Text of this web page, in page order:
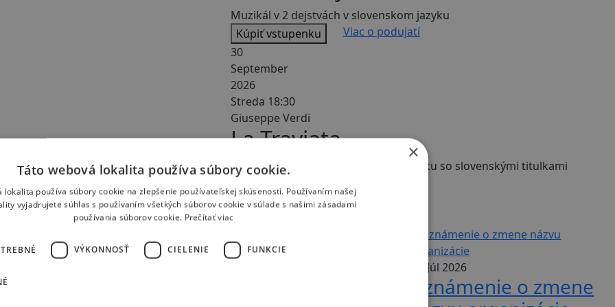
Muzikál v 2 dejstvách v slovenskom jazyku
Kúpiť vstupenku
Viac o podujatí
30
September
2026
Streda 18:30
Giuseppe Verdi
La Traviata
Opera v 3 dejstvách v talianskom jazyku so slovenskými titulkami
Kúpiť vstupenku
otvorená
06. Júl 2026
Oznámenie o zmene
×
Táto webová lokalita používa súbory cookie.
lokalita používa súbory cookie na zlepšenie používateľskej skúsenosti. Používaním našej
vyjadrujete súhlas s používaním všetkých súborov cookie v súlade s našimi zásadami
používania súborov cookie. Prečítať viac
VÝKONNOSŤ CIELENIE FUNKCIE